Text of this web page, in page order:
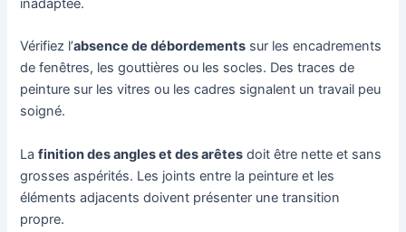
inadaptée.
Vérifiez l’absence de débordements sur les encadrements
de fenêtres, les gouttières ou les socles. Des traces de
peinture sur les vitres ou les cadres signalent un travail peu
soigné.
Lafinition des angles et des arêtes doit être nette et sans
grosses aspérités. Les joints entre la peinture et les
éléments adjacents doivent présenter une transition
propre.